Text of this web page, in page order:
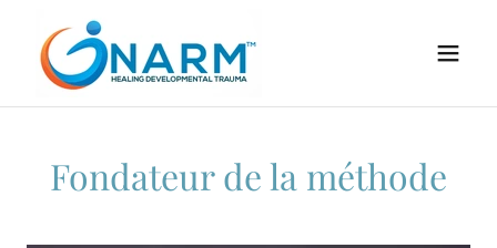
Fondateur de la méthode